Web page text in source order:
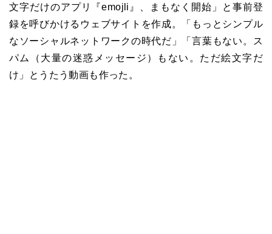
文字だけのアプリ『emojli』、まもなく開始」と事前登
録を呼びかけるウェブサイトを作成。「もっとシンプル
なソーシャルネットワークの時代だ」「言葉もない。ス
パム（大量の迷惑メッセージ）もない。ただ絵文字だ
け」とうたう動画も作った。